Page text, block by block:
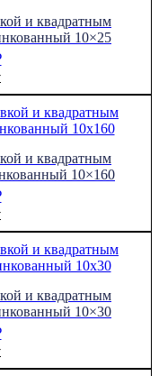
и квадратным
10×25
и квадратным
10×160
и квадратным
10×30